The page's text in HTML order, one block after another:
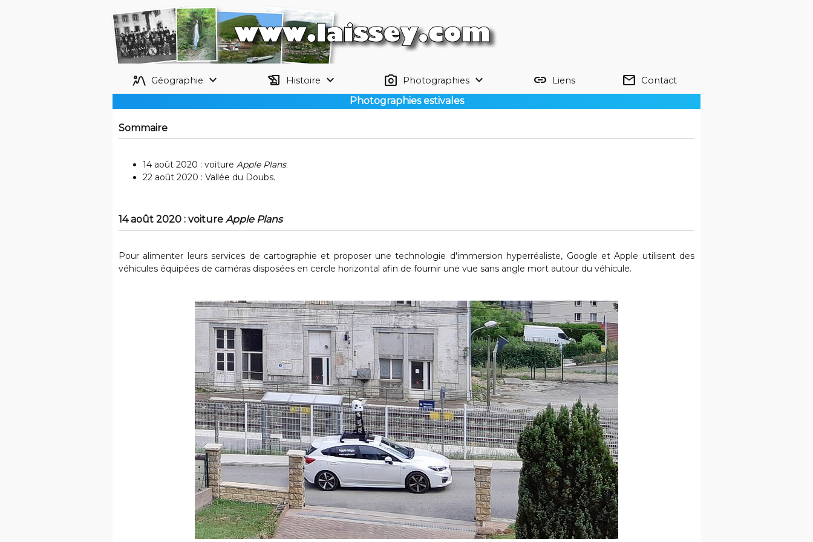
landscape_2 Géographie keyboard_arrow_down history_edu Histoire keyboard_arrow_down photo_camera Photographies keyboard_arrow_down link Liens mail Contact
Photographies estivales
Sommaire
14 août 2020 : voiture Apple Plans.
22 août 2020 : Vallée du Doubs.
14 août 2020 : voiture Apple Plans
Pour alimenter leurs services de cartographie et proposer une technologie d'immersion hyperréaliste, Google et Apple utilisent des
véhicules équipées de caméras disposées en cercle horizontal afin de fournir une vue sans angle mort autour du véhicule.